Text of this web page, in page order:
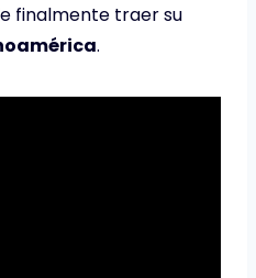
finalmente traer su
.